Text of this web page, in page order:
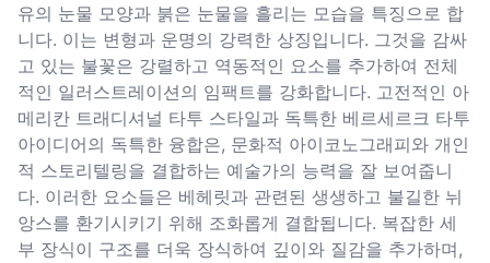
유의 눈물 모양과 붉은 눈물을 흘리는 모습을 특징으로 합
니다. 이는 변형과 운명의 강력한 상징입니다. 그것을 감싸
고 있는 불꽃은 강렬하고 역동적인 요소를 추가하여 전체
적인 일러스트레이션의 임팩트를 강화합니다. 고전적인 아
메리칸 트래디셔널 타투 스타일과 독특한 베르세르크 타투
아이디어의 독특한 융합은, 문화적 아이코노그래피와 개인
적 스토리텔링을 결합하는 예술가의 능력을 잘 보여줍니
다. 이러한 요소들은 베헤릿과 관련된 생생하고 불길한 뉘
앙스를 환기시키기 위해 조화롭게 결합됩니다. 복잡한 세
부 장식이 구조를 더욱 장식하여 깊이와 질감을 추가하며,